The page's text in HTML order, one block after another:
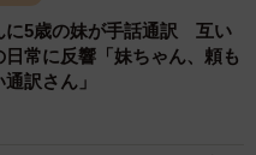
に5歳の妹が手話通訳 互い
常に反響「妹ちゃん、頼も
訳さん」